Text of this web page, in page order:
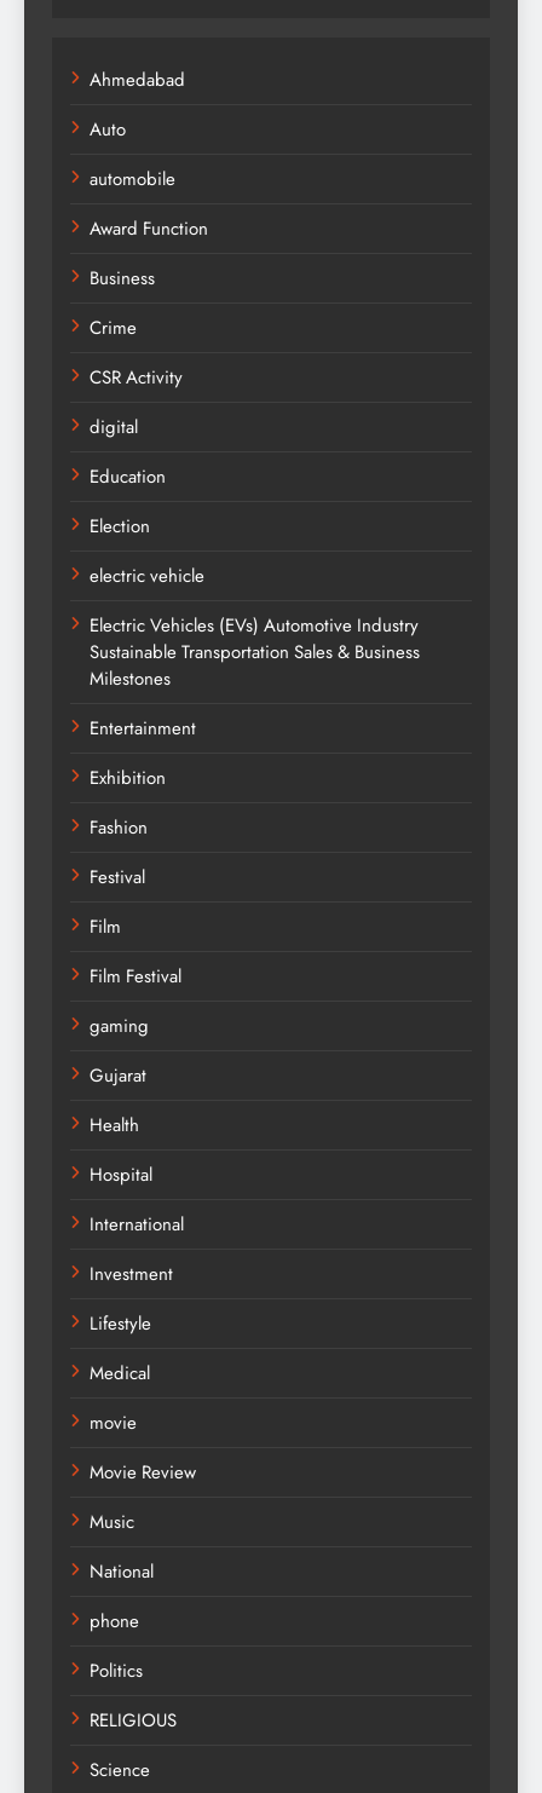
Ahmedabad
Auto
automobile
Award Function
Business
Crime
CSR Activity
digital
Education
Election
electric vehicle
Electric Vehicles (EVs) Automotive Industry
Sustainable Transportation Sales & Business
Milestones
Entertainment
Exhibition
Fashion
Festival
Film
Film Festival
gaming
Gujarat
Health
Hospital
International
Investment
Lifestyle
Medical
movie
Movie Review
Music
National
phone
Politics
RELIGIOUS
Science